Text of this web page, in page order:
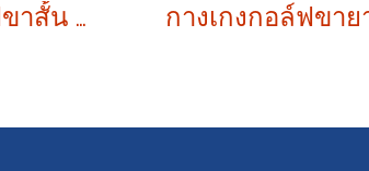
กางเกงกอล์ฟขาสั้น ON TOUR